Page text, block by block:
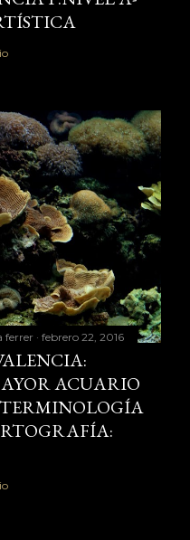
ferrer febrero 22, 2016
ACUARIO